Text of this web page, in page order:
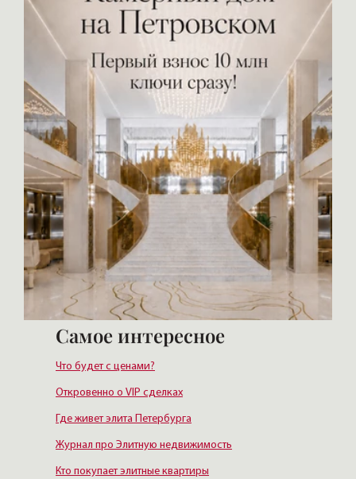
Самое интересное
Что будет с ценами?
Откровенно о VIP сделках
Где живет элита Петербурга
Журнал про Элитную недвижимость
Кто покупает элитные квартиры